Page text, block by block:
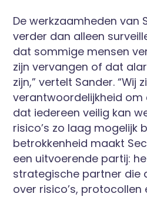
De werkzaamheden van
verder dan alleen
dat sommige mensen
zijn vervangen of dat
zijn,” vertelt Sander. “Wij
verantwoordelijkheid om
dat iedereen veilig kan
risico’s zo laag mogelijk
betrokkenheid maakt
een uitvoerende partij:
strategische partner die
over risico’s,